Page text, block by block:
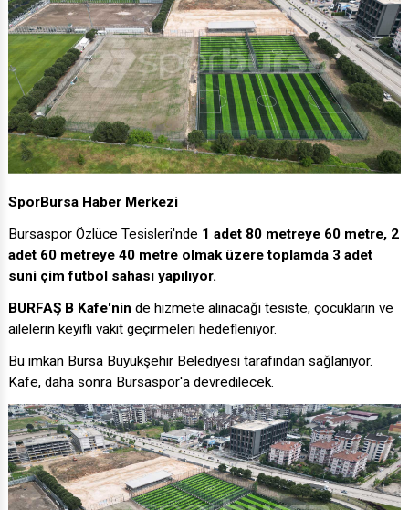
SporBursa Haber Merkezi
Bursaspor Özlüce Tesisleri'nde 1 adet 80 metreye 60 metre, 2
adet 60 metreye 40 metre olmak üzere toplamda 3 adet
suni çim futbol sahası yapılıyor.
BURFAŞ B Kafe'nin de hizmete alınacağı tesiste, çocukların ve
ailelerin keyifli vakit geçirmeleri hedefleniyor.
Bu imkan Bursa Büyükşehir Belediyesi tarafından sağlanıyor.
Kafe, daha sonra Bursaspor'a devredilecek.